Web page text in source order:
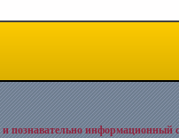
познавательно информационный